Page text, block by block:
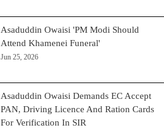
Asaduddin Owaisi 'PM Modi Should
Attend Khamenei Funeral'
Jun 25, 2026
Asaduddin Owaisi Demands EC Accept
PAN, Driving Licence And Ration Cards
For Verification In SIR